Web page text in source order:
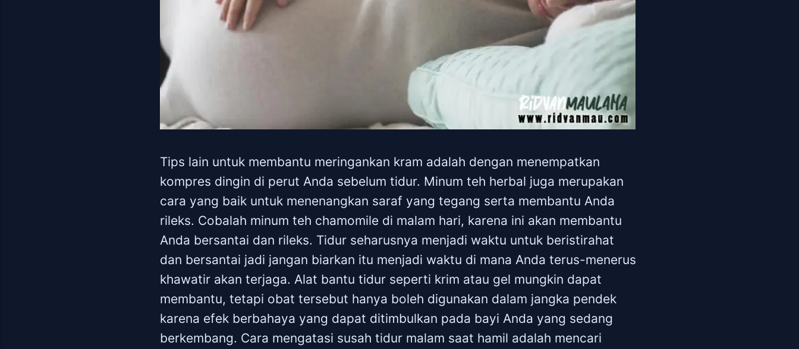
Tips lain untuk membantu meringankan kram adalah dengan menempatkan
kompres dingin di perut Anda sebelum tidur. Minum teh herbal juga merupakan
cara yang baik untuk menenangkan saraf yang tegang serta membantu Anda
rileks. Cobalah minum teh chamomile di malam hari, karena ini akan membantu
Anda bersantai dan rileks. Tidur seharusnya menjadi waktu untuk beristirahat
dan bersantai jadi jangan biarkan itu menjadi waktu di mana Anda terus-menerus
khawatir akan terjaga. Alat bantu tidur seperti krim atau gel mungkin dapat
membantu, tetapi obat tersebut hanya boleh digunakan dalam jangka pendek
karena efek berbahaya yang dapat ditimbulkan pada bayi Anda yang sedang
berkembang. Cara mengatasi susah tidur malam saat hamil adalah mencari